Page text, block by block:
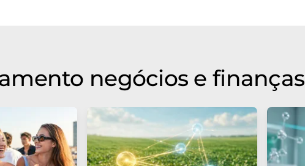
negócios e finanças